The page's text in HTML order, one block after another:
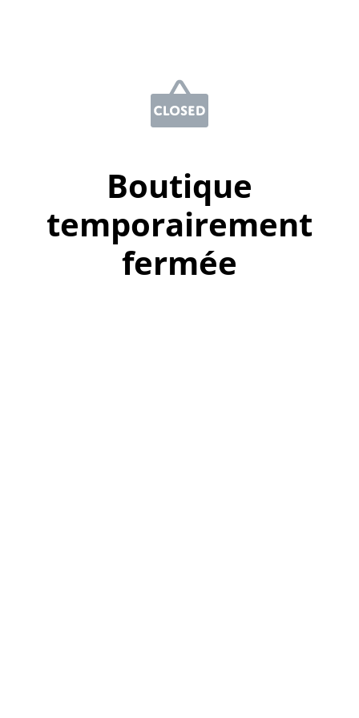
Boutique
temporairement
fermée